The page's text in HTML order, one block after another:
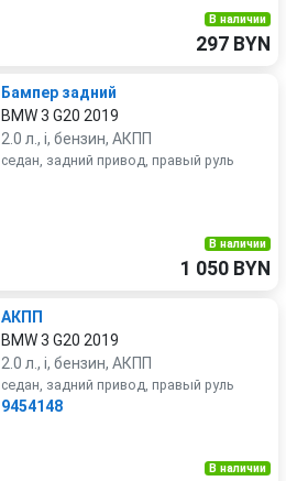
В наличии
297 BYN
Бампер задний
BMW 3 G20 2019
2.0 л., i, бензин, АКПП
седан, задний привод, правый руль
В наличии
1 050 BYN
АКПП
BMW 3 G20 2019
2.0 л., i, бензин, АКПП
седан, задний привод, правый руль
9454148
В наличии